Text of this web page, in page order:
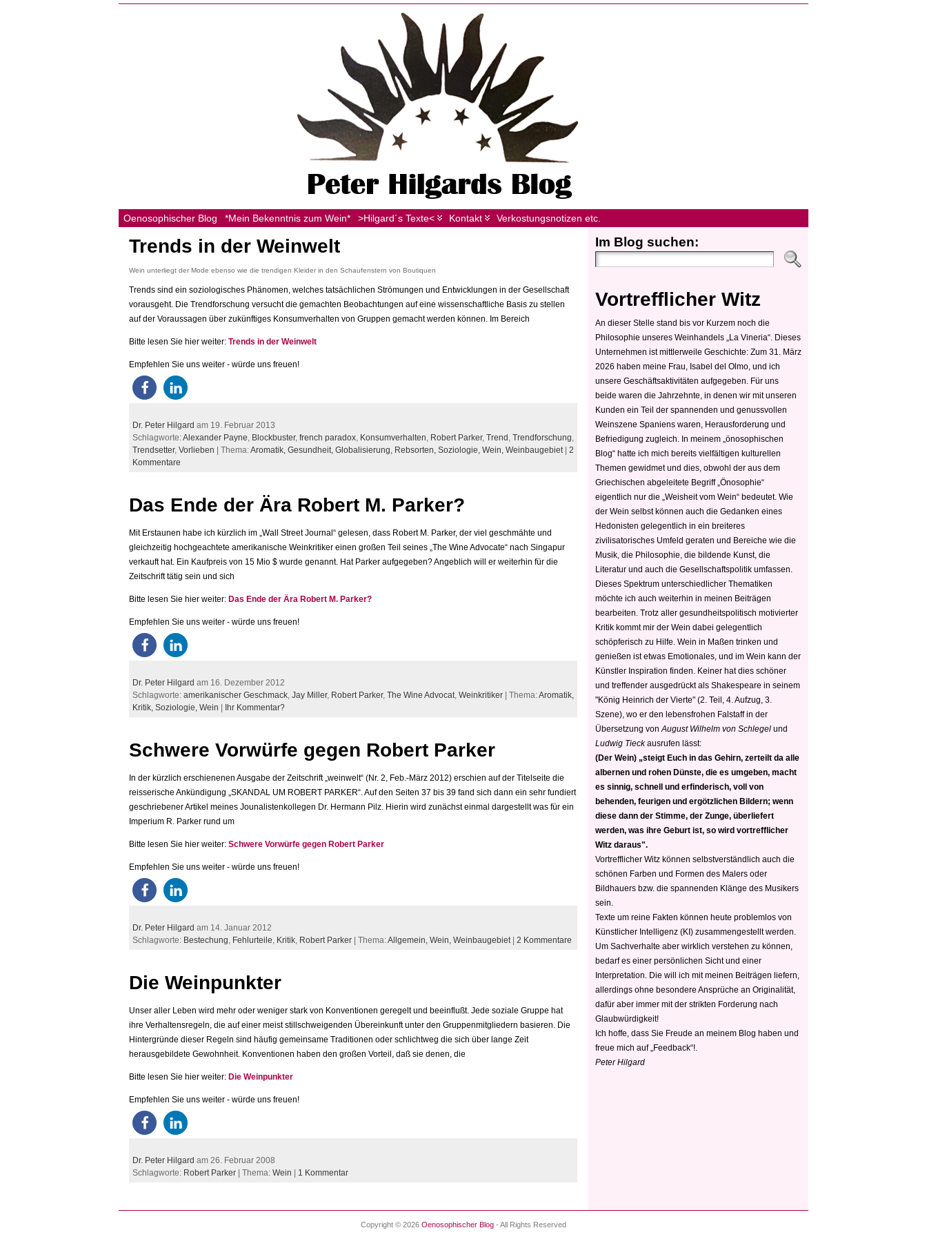
Oenosophischer Blog *Mein Bekenntnis zum Wein* >Hilgard´s Texte< Kontakt Verkostungsnotizen etc.
Trends in der Weinwelt
Wein unterliegt der Mode ebenso wie die trendigen Kleider in den Schaufenstern von Boutiquen
Trends sind ein soziologisches Phänomen, welches tatsächlichen Strömungen und Entwicklungen in der Gesellschaft
vorausgeht. Die Trendforschung versucht die gemachten Beobachtungen auf eine wissenschaftliche Basis zu stellen
auf der Voraussagen über zukünftiges Konsumverhalten von Gruppen gemacht werden können. Im Bereich
Bitte lesen Sie hier weiter: Trends in der Weinwelt
Empfehlen Sie uns weiter - würde uns freuen!
Dr. Peter Hilgard am 19. Februar 2013
Schlagworte:Alexander Payne Blockbuster, french paradox Konsumverhalten Robert Parker, Trend Trendforschung
Trendsetter, Vorlieben | Thema:Aromatik, Gesundheit, Globalisierung, Rebsorten, Soziologie, Wein, Weinbaugebiet | 2
Kommentare
Das Ende der Ära Robert M. Parker?
Mit Erstaunen habe ich kürzlich im „Wall Street Journal“ gelesen, dass Robert M. Parker, der viel geschmähte und
gleichzeitig hochgeachtete amerikanische Weinkritiker einen großen Teil seines „The Wine Advocate“ nach Singapur
verkauft hat. Ein Kaufpreis von 15 Mio $ wurde genannt. Hat Parker aufgegeben? Angeblich will er weiterhin für die
Zeitschrift tätig sein und sich
Bitte lesen Sie hier weiter: Das Ende der Ära Robert M. Parker?
Empfehlen Sie uns weiter - würde uns freuen!
Dr. Peter Hilgard am 16. Dezember 2012
Schlagworte: amerikanischer Geschmack Jay Miller, Robert Parker, The Wine Advocat Weinkritiker | Thema:Aromatik,
Kritik, Soziologie, Wein | Ihr Kommentar?
Schwere Vorwürfe gegen Robert Parker
In der kürzlich erschienenen Ausgabe der Zeitschrift „weinwelt“ (Nr. 2, Feb.-März 2012) erschien auf der Titelseite die
reisserische Ankündigung „SKANDAL UM ROBERT PARKER“. Auf den Seiten 37 bis 39 fand sich dann ein sehr fundiert
geschriebener Artikel meines Jounalistenkollegen Dr. Hermann Pilz. Hierin wird zunächst einmal dargestellt was für ein
Imperium R. Parker rund um
Bitte lesen Sie hier weiter: Schwere Vorwürfe gegen Robert Parker
Empfehlen Sie uns weiter - würde uns freuen!
Dr. Peter Hilgard am 14. Januar 2012
Schlagworte: Bestechung Fehlurteile Kritik Robert Parker | Thema:Allgemein, Wein, Weinbaugebiet | 2 Kommentare
Die Weinpunkter
Unser aller Leben wird mehr oder weniger stark von Konventionen geregelt und beeinflußt. Jede soziale Gruppe hat
ihre Verhaltensregeln, die auf einer meist stillschweigenden Übereinkunft unter den Gruppenmitgliedern basieren. Die
Hintergründe dieser Regeln sind häufig gemeinsame Traditionen oder schlichtweg die sich über lange Zeit
herausgebildete Gewohnheit. Konventionen haben den großen Vorteil, daß sie denen, die
Bitte lesen Sie hier weiter: Die Weinpunkter
Empfehlen Sie uns weiter - würde uns freuen!
Dr. Peter Hilgard am 26. Februar 2008
Schlagworte: Robert Parker | Thema: Wein | 1 Kommentar
Im Blog suchen:
Vortrefflicher Witz
An dieser Stelle stand bis vor Kurzem noch die
Philosophie unseres Weinhandels „La Vineria“. Dieses
Unternehmen ist mittlerweile Geschichte: Zum 31. März
2026 haben meine Frau, Isabel del Olmo, und ich
unsere Geschäftsaktivitäten aufgegeben. Für uns
beide waren die Jahrzehnte, in denen wir mit unseren
Kunden ein Teil der spannenden und genussvollen
Weinszene Spaniens waren, Herausforderung und
Befriedigung zugleich. In meinem „önosophischen
Blog“ hatte ich mich bereits vielfältigen kulturellen
Themen gewidmet und dies, obwohl der aus dem
Griechischen abgeleitete Begriff „Önosophie“
eigentlich nur die „Weisheit vom Wein“ bedeutet. Wie
der Wein selbst können auch die Gedanken eines
Hedonisten gelegentlich in ein breiteres
zivilisatorisches Umfeld geraten und Bereiche wie die
Musik, die Philosophie, die bildende Kunst, die
Literatur und auch die Gesellschaftspolitik umfassen.
Dieses Spektrum unterschiedlicher Thematiken
möchte ich auch weiterhin in meinen Beiträgen
bearbeiten. Trotz aller gesundheitspolitisch motivierter
Kritik kommt mir der Wein dabei gelegentlich
schöpferisch zu Hilfe. Wein in Maßen trinken und
genießen ist etwas Emotionales, und im Wein kann der
Künstler Inspiration finden. Keiner hat dies schöner
und treffender ausgedrückt als Shakespeare in seinem
"König Heinrich der Vierte" (2. Teil, 4. Aufzug, 3.
Szene), wo er den lebensfrohen Falstaff in der
Übersetzung von August Wilhelm von Schlegel und
Ludwig Tieckausrufen lässt:
(Der Wein) „steigt Euch in das Gehirn, zerteilt da alle
albernen und rohen Dünste, die es umgeben, macht
es sinnig, schnell und erfinderisch, voll von
behenden, feurigen und ergötzlichen Bildern; wenn
diese dann der Stimme, der Zunge, überliefert
werden, was ihre Geburt ist, so wird vortrefflicher
Witz daraus".
Vortrefflicher Witz können selbstverständlich auch die
schönen Farben und Formen des Malers oder
Bildhauers bzw. die spannenden Klänge des Musikers
sein.
Texte um reine Fakten können heute problemlos von
Künstlicher Intelligenz (KI) zusammengestellt werden.
Um Sachverhalte aber wirklich verstehen zu können,
bedarf es einer persönlichen Sicht und einer
Interpretation. Die will ich mit meinen Beiträgen liefern,
allerdings ohne besondere Ansprüche an Originalität,
dafür aber immer mit der strikten Forderung nach
Glaubwürdigkeit!
Ich hoffe, dass Sie Freude an meinem Blog haben und
freue mich auf „Feedback“!.
Peter Hilgard
Copyright © 2026 Oenosophischer Blog - All Rights Reserved